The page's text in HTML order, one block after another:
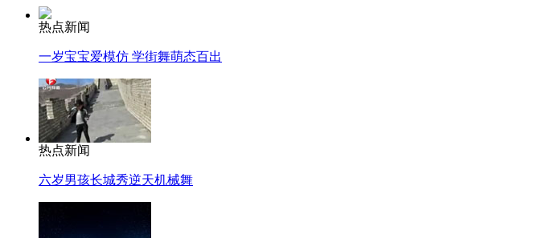
热点新闻
一岁宝宝爱模仿 学街舞萌态百出
热点新闻
六岁男孩长城秀逆天机械舞